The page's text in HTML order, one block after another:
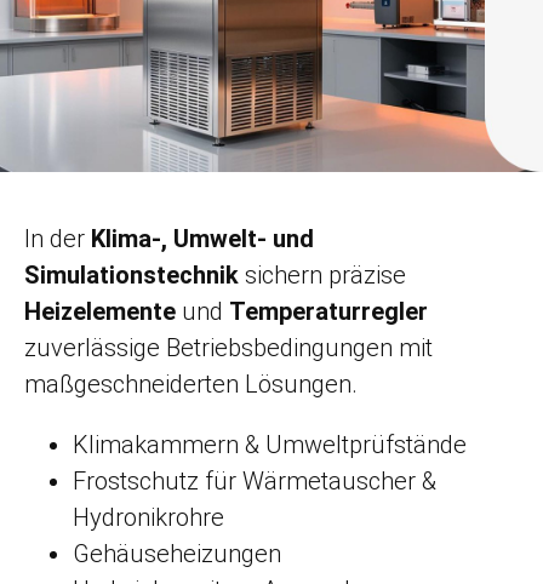
In der Klima-, Umwelt- und
Simulationstechnik sichern präzise
Heizelemente und Temperaturregler
zuverlässige Betriebsbedingungen mit
maßgeschneiderten Lösungen.
Klimakammern & Umweltprüfstände
Frostschutz für Wärmetauscher &
Hydronikrohre
Gehäuseheizungen